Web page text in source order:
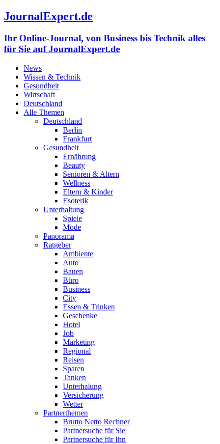
JournalExpert.de
Ihr Online-Journal, von Business bis Technik alles
für Sie auf JournalExpert.de
News
Wissen & Technik
Gesundheit
Wirtschaft
Deutschland
Alle Themen
Deutschland
Berlin
Frankfurt
Gesundheit
Ernährung
Beauty
Senioren & Altern
Wellness
Eltern & Kinder
Esoterik
Unterhaltung
Spiele
Mode
Panorama
Ratgeber
Ambiente
Auto
Bauen
Büro
Business
City
Essen & Trinken
Geschenke
Hotel
Job
Marketing
Regional
Reisen
Sparen
Tanken
Unterhalung
Versicherung
Wetter
Partnerthemen
Brutto Netto Rechner
Partnersuche für Sie
Partnersuche für Ihn